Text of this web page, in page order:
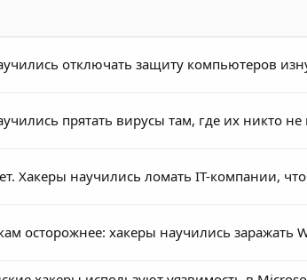
отключать защиту компьютеров
прятать вирусы там, где их никто
Хакеры научились ломать IT-компании,
осторожнее: хакеры научились заражать